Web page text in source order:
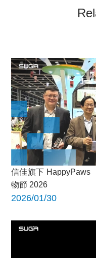
信佳旗下 HappyPaws
物節 2026
2026/01/30